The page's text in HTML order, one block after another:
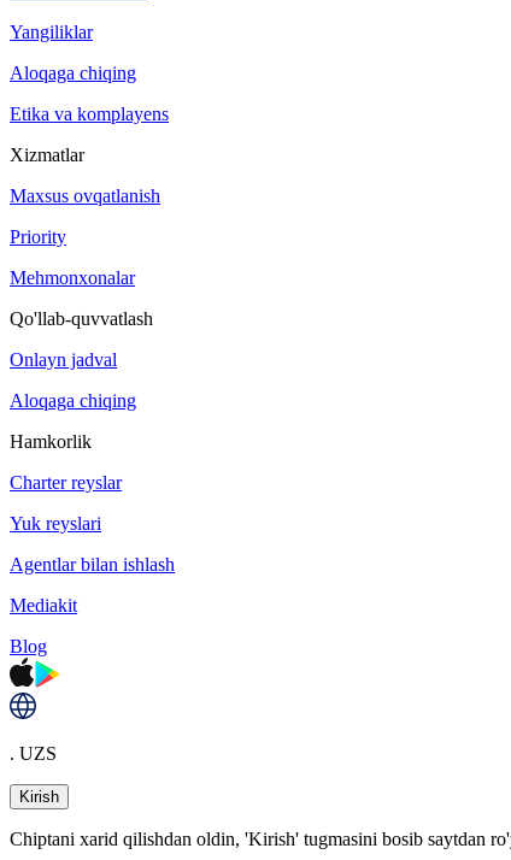
Yangiliklar
Aloqaga chiqing
Etika va komplayens
Xizmatlar
Maxsus ovqatlanish
Priority
Mehmonxonalar
Qo'llab-quvvatlash
Onlayn jadval
Aloqaga chiqing
Hamkorlik
Charter reyslar
Yuk reyslari
Agentlar bilan ishlash
Mediakit
Blog
. UZS
Kirish
Chiptani xarid qilishdan oldin, 'Kirish' tugmasini bosib saytdan